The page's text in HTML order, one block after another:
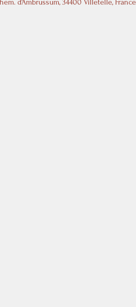
d'Ambrussum, 34400 Villetelle, France